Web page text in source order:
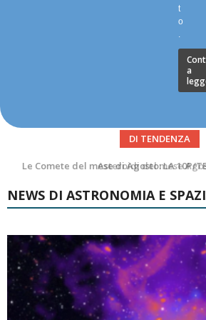
t
o
.
a
DI TENDENZA
Asteroidi del mese
NEWS DI ASTRONOMIA E